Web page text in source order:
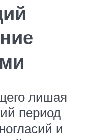
лишая
период
и